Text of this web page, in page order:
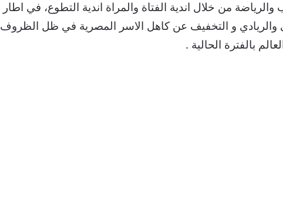
من خلال اندية الفتاة والمراة اندية التطوع، في اطار
والريادي و التخفيف عن كاهل الاسر المصرية في ظل الظروف
بالفترة الحالية .